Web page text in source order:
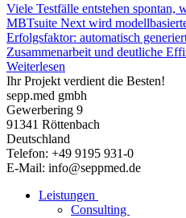
Viele Testfälle entstehen spontan,
MBTsuite Next wird
Erfolgsfaktor: automatisch
Zusammenarbeit und deutliche
Weiterlesen
Ihr Projekt verdient die Besten!
sepp.med gmbh
Gewerbering 9
91341 Röttenbach
Deutschland
Telefon: +49 9195 931-0
E-Mail: info@seppmed.de
Leistungen
Consulting